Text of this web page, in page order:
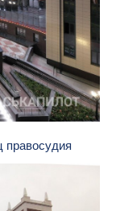
правосудия